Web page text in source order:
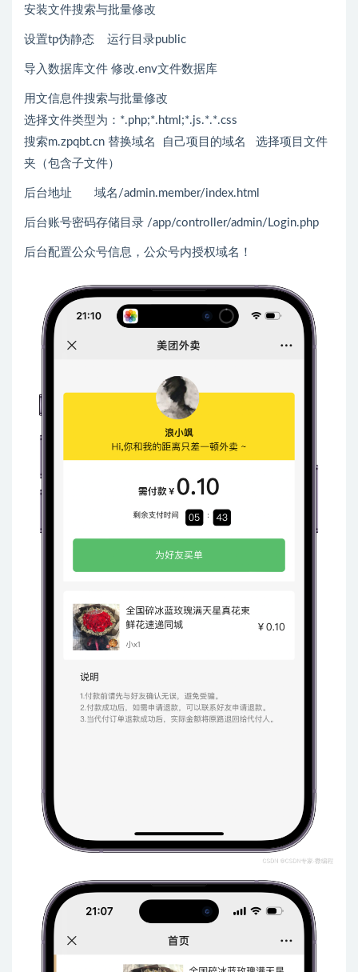
安装文件搜索与批量修改
设置tp伪静态 运行目录public
导入数据库文件 修改.env文件数据库
用文信息件搜索与批量修改
选择文件类型为：*.php;*.html;*.js.*.*.css
搜索m.zpqbt.cn 替换域名 自己项目的域名 选择项目文件
夹（包含子文件）
后台地址 域名/admin.member/index.html
后台账号密码存储目录 /app/controller/admin/Login.php
后台配置公众号信息，公众号内授权域名！